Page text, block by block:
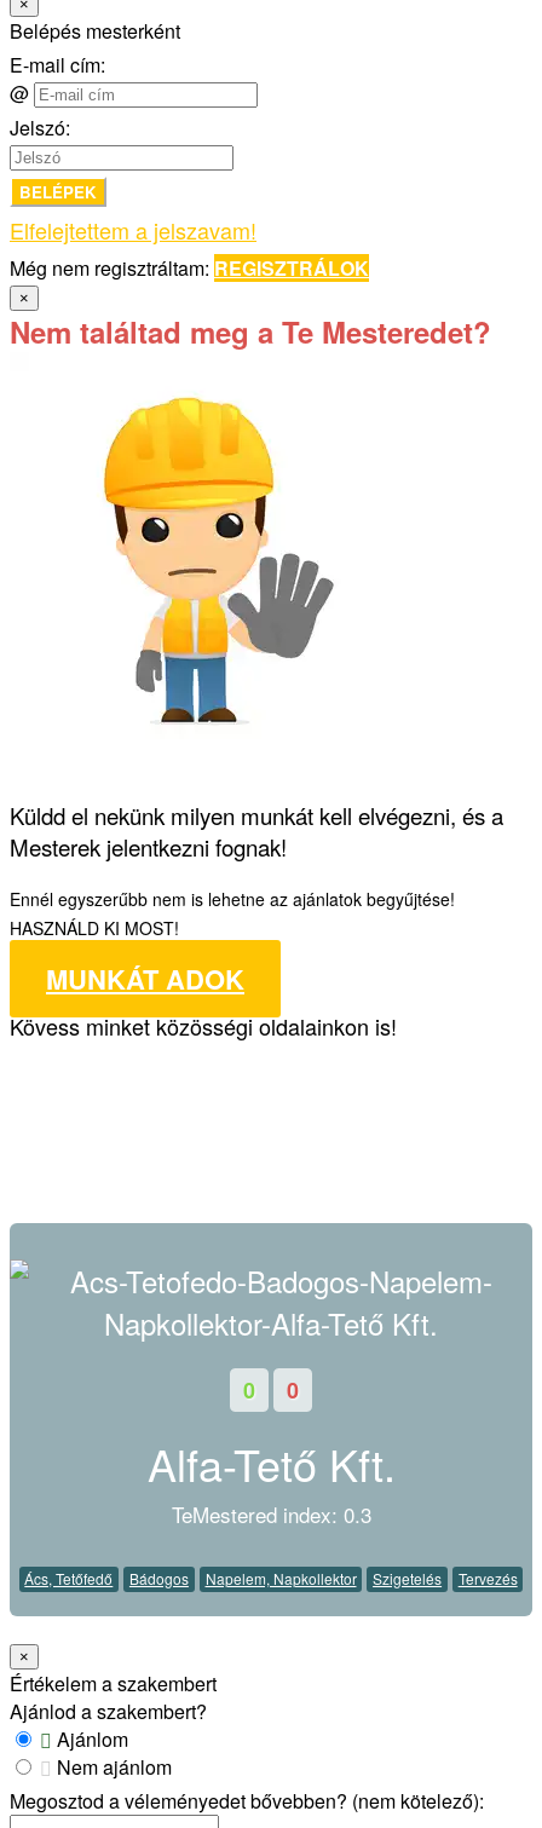
×
Belépés mesterként
E-mail cím:
@
Jelszó:
BELÉPEK
Elfelejtettem a jelszavam!
Még nem regisztráltam: REGISZTRÁLOK
×
Nem találtad meg a Te Mesteredet?
Küldd el nekünk milyen munkát kell elvégezni, és a
Mesterek jelentkezni fognak!
Ennél egyszerűbb nem is lehetne az ajánlatok begyűjtése!
HASZNÁLD KI MOST!
MUNKÁT ADOK
Kövess minket közösségi oldalainkon is!
0 0
Alfa-Tető Kft.
TeMestered index: 0.3
Ács, Tetőfedő Bádogos Napelem, Napkollektor Szigetelés Tervezés
×
Értékelem a szakembert
Ajánlod a szakembert?
Ajánlom
Nem ajánlom
Megosztod a véleményedet bővebben? (nem kötelező):